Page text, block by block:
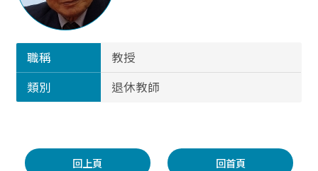
職稱
教授
類別
退休教師
回上頁 回首頁